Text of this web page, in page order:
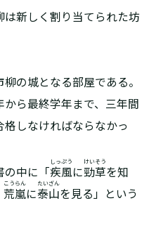
新しく割り当てられた坊
の城となる部屋である。
ら最終学年まで、三年間
しなければならなかっ
中に「疾風
しっぷう
に勁草
けいそう
を知
荒嵐
こうらん
に泰山
たいざん
を見る」という